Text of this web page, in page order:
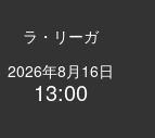
ラ・リーガ
2026年8月16日
13:00